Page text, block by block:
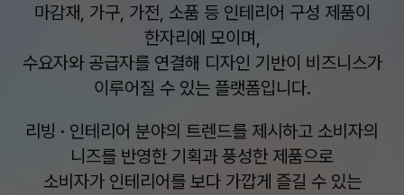
마감재, 가구, 가전, 소품 등 인테리어 구성 제품이
한자리에 모이며,
수요자와 공급자를 연결해 디자인 기반이 비즈니스가
이루어질 수 있는 플랫폼입니다.
리빙 · 인테리어 분야의 트렌드를 제시하고 소비자의
니즈를 반영한 기획과 풍성한 제품으로
소비자가 인테리어를 보다 가깝게 즐길 수 있는